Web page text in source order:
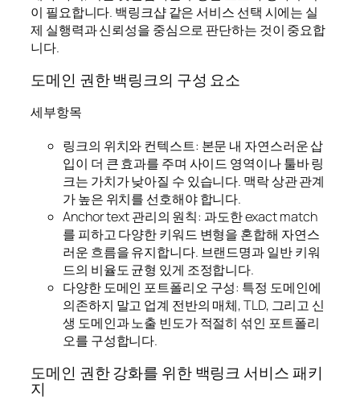
이 필요합니다. 백링크샵 같은 서비스 선택 시에는 실
제 실행력과 신뢰성을 중심으로 판단하는 것이 중요합
니다.
도메인 권한 백링크의 구성 요소
세부항목
링크의 위치와 컨텍스트: 본문 내 자연스러운 삽
입이 더 큰 효과를 주며 사이드 영역이나 툴바 링
크는 가치가 낮아질 수 있습니다. 맥락 상관 관계
가 높은 위치를 선호해야 합니다.
Anchor text 관리의 원칙: 과도한 exact match
를 피하고 다양한 키워드 변형을 혼합해 자연스
러운 흐름을 유지합니다. 브랜드명과 일반 키워
드의 비율도 균형 있게 조정합니다.
다양한 도메인 포트폴리오 구성: 특정 도메인에
의존하지 말고 업계 전반의 매체, TLD, 그리고 신
생 도메인과 노출 빈도가 적절히 섞인 포트폴리
오를 구성합니다.
도메인 권한 강화를 위한 백링크 서비스 패키
지